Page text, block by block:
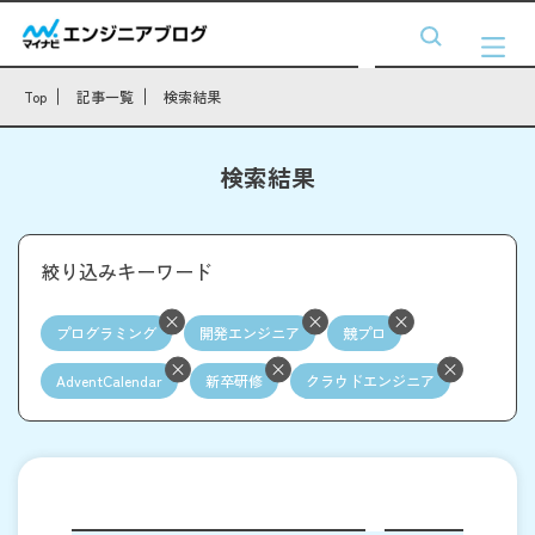
Top 記事一覧 検索結果
検索結果
絞り込みキーワード
プログラミング 開発エンジニア 競プロ
AdventCalendar 新卒研修 クラウドエンジニア